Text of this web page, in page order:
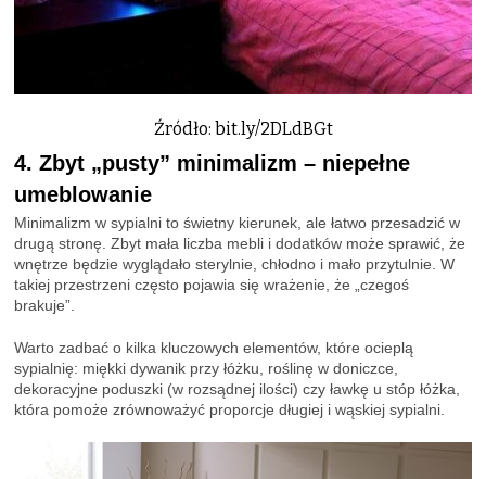
Źródło: bit.ly/2DLdBGt
4. Zbyt „pusty” minimalizm – niepełne
umeblowanie
Minimalizm w sypialni to świetny kierunek, ale łatwo przesadzić w
drugą stronę. Zbyt mała liczba mebli i dodatków może sprawić, że
wnętrze będzie wyglądało sterylnie, chłodno i mało przytulnie. W
takiej przestrzeni często pojawia się wrażenie, że „czegoś
brakuje”.
Warto zadbać o kilka kluczowych elementów, które ocieplą
sypialnię: miękki dywanik przy łóżku, roślinę w doniczce,
dekoracyjne poduszki (w rozsądnej ilości) czy ławkę u stóp łóżka,
która pomoże zrównoważyć proporcje długiej i wąskiej sypialni.